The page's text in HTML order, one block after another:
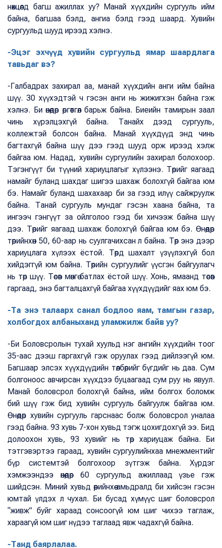
нөхцөлд багш ажиллах уу? Манай хүүхдийн сургууль ийм
байна, багшаа бэлд, ангиа бэлд гээд шаард. Хувийн
сургуульд шууд ирээд хэлнэ.
-Эцэг эхчүүд хувийн сургуульд ямар шаардлага
тавьдаг вэ?
-Галбадрах захирал аа, манай хүүхдийн анги ийм байна
шүү. 30 хүүхэдтэй ч гэсэн анги нь жижигхэн байна гэж
хэлнэ. Би өнөөдөр өргөтгөл барьж байна. Биеийн тамирын заал
чинь хүрэлцэхгүй байна. Танайх дээд сургууль,
коллежтэй болсон байна. Манай хүүхдүүд энд чинь
багтахгүй байна шүү дээ гээд шууд орж ирээд хэлж
байгаа юм. Надад, хувийн сургуулийн захирал болохоор.
Тэгэнгүүт би түүний хариуцлагыг хүлээнэ. Төрийг яагаад
намайг буланд шахдаг шигээ шахаж болохгүй байгаа юм
бэ. Намайг буланд шахахаар би за гээд илүү сайжруулж
байна. Танай сургууль мундаг гэсэн хаана байна, та
ингээч гэнгүүт за ойлголоо гээд би хичээж байна шүү
дээ. Төрийг яагаад шахаж болохгүй байгаа юм бэ. Өнөөдөр
төрийнхөн 50, 60-аар нь суулгачихсан л байна. Төр энэ дээр
хариуцлага хүлээх ёстой. Төрд шахалт үзүүлэхгүй бол
хийдэггүй юм байна. Төрийн сургуулийг үүсгэн байгуулагч
нь төр шүү. Төсөв мөнгө батлах ёстой шүү. Хонь, ямаанд төсөв
гаргаад, энэ багталцахгүй байгаа хүүхдүүдийг яах юм бэ.
-Та энэ талаарх санал бодлоо яам, тамгын газар,
холбогдох албаныханд уламжилж байв уу?
-Би Боловсролын тухай хуульд нэг ангийн хүүхдийн тоог
35-аас дээш гаргахгүй гэж оруулах гээд дийлээгүй юм.
Багшаар элсэх хүүхдүүдийн төлбөрийг бүгдийг нь даа. Сум
болгоноос авчирсан хүүхдээ буцаагаад сум руу нь явуул.
Манай боловсрол болохгүй байна, ийм болгох боломж
бий шүү гэж бид хувийн сургууль байгуулж байгаа юм.
Өнөөдөр хувийн сургууль гарснаас болж боловсрол уналаа
гээд байна. 93 хувь 7-хон хувьд тэгж цохигдохгүй ээ. Бид
долоохон хувь, 93 хувийг нь төр хариуцаж байна. Би
тэтгэвэртээ гараад, хувийн сургуулийнхаа мнежментийг
бүр системтэй болгохоор зүтгэж байна. Хүрдэг
хэмжээндээ өнөөдөр 60 сургуульд ажиллаад үзье гэж
шийдсэн. Миний хувьд өөрийнхөө амьдралд би хийсэн гэсэн
юмтай үлдэх л чухал. Би бусад хүмүүс шиг боловсрол
“живж” буйг хараад сонсоогүй юм шиг чихээ таглаж,
хараагүй юм шиг нүдээ таглаад явж чадахгүй байна.
-Танд баярлалаа.